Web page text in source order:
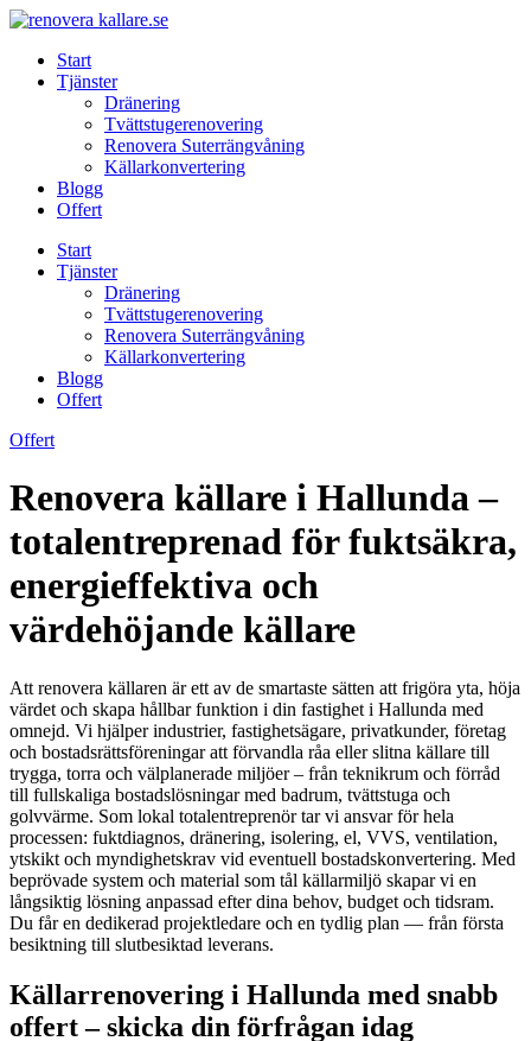
Skip
contentStart
Tjänster
Dränering
Tvättstugerenovering
Renovera Suterrängvåning
Källarkonvertering
Blogg
Offert
Start
Tjänster
Dränering
Tvättstugerenovering
Renovera Suterrängvåning
Källarkonvertering
Blogg
Offert
Offert
Renovera källare i Hallunda –
totalentreprenad för fuktsäkra,
energieffektiva och
värdehöjande källare
Att renovera källaren är ett av de smartaste sätten att frigöra yta, höja
värdet och skapa hållbar funktion i din fastighet i Hallunda med
omnejd. Vi hjälper industrier, fastighetsägare, privatkunder, företag
och bostadsrättsföreningar att förvandla råa eller slitna källare till
trygga, torra och välplanerade miljöer – från teknikrum och förråd
till fullskaliga bostadslösningar med badrum, tvättstuga och
golvvärme. Som lokal totalentreprenör tar vi ansvar för hela
processen: fuktdiagnos, dränering, isolering, el, VVS, ventilation,
ytskikt och myndighetskrav vid eventuell bostadskonvertering. Med
beprövade system och material som tål källarmiljö skapar vi en
långsiktig lösning anpassad efter dina behov, budget och tidsram.
Du får en dedikerad projektledare och en tydlig plan — från första
besiktning till slutbesiktad leverans.
Källarrenovering i Hallunda med snabb
offert – skicka din förfrågan idag